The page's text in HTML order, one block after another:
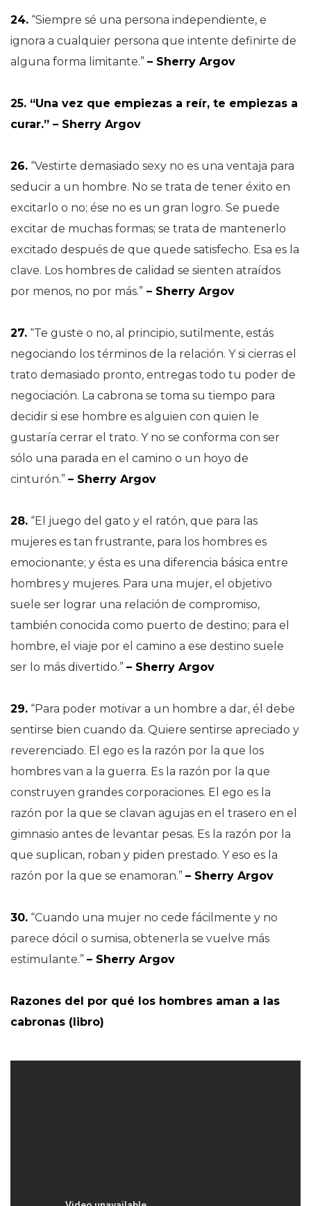
24. “Siempre sé una persona independiente, e
ignora a cualquier persona que intente definirte de
alguna forma limitante.” – Sherry Argov
25. “Una vez que empiezas a reír, te empiezas a
curar.” – Sherry Argov
26. “Vestirte demasiado sexy no es una ventaja para
seducir a un hombre. No se trata de tener éxito en
excitarlo o no; ése no es un gran logro. Se puede
excitar de muchas formas; se trata de mantenerlo
excitado después de que quede satisfecho. Esa es la
clave. Los hombres de calidad se sienten atraídos
por menos, no por más.” – Sherry Argov
27. “Te guste o no, al principio, sutilmente, estás
negociando los términos de la relación. Y si cierras el
trato demasiado pronto, entregas todo tu poder de
negociación. La cabrona se toma su tiempo para
decidir si ese hombre es alguien con quien le
gustaría cerrar el trato. Y no se conforma con ser
sólo una parada en el camino o un hoyo de
cinturón.” – Sherry Argov
28. “El juego del gato y el ratón, que para las
mujeres es tan frustrante, para los hombres es
emocionante; y ésta es una diferencia básica entre
hombres y mujeres. Para una mujer, el objetivo
suele ser lograr una relación de compromiso,
también conocida como puerto de destino; para el
hombre, el viaje por el camino a ese destino suele
ser lo más divertido.” – Sherry Argov
29. “Para poder motivar a un hombre a dar, él debe
sentirse bien cuando da. Quiere sentirse apreciado y
reverenciado. El ego es la razón por la que los
hombres van a la guerra. Es la razón por la que
construyen grandes corporaciones. El ego es la
razón por la que se clavan agujas en el trasero en el
gimnasio antes de levantar pesas. Es la razón por la
que suplican, roban y piden prestado. Y eso es la
razón por la que se enamoran.” – Sherry Argov
30. “Cuando una mujer no cede fácilmente y no
parece dócil o sumisa, obtenerla se vuelve más
estimulante.” – Sherry Argov
Razones del por qué los hombres aman a las
cabronas (libro)